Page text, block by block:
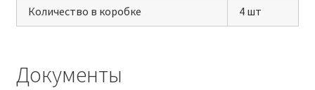
Количество в коробке 4 шт
Документы